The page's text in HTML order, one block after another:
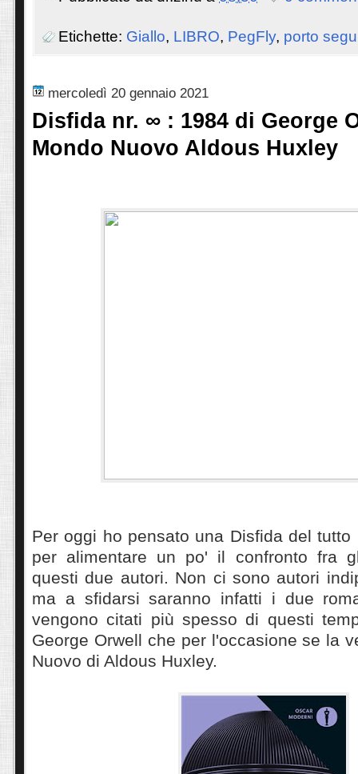
Etichette: Giallo, LIBRO, PegFly, porto
mercoledì 20 gennaio 2021
Disfida nr. ∞ : 1984 di George
Mondo Nuovo Aldous Huxley
Per oggi ho pensato una Disfida del tutto
per alimentare un po' il confronto fra
questi due autori. Non ci sono autori
ma a sfidarsi saranno infatti i due
vengono citati più spesso di questi
George Orwell che per l'occasione se la
Nuovo di Aldous Huxley.